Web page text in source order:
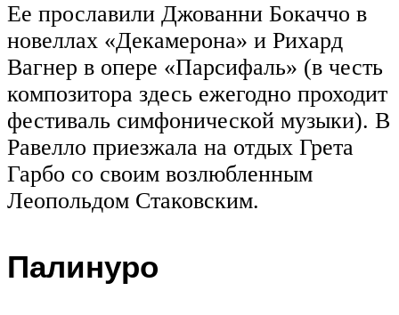
Ее прославили Джованни Бокаччо в
новеллах «Декамерона» и Рихард
Вагнер в опере «Парсифаль» (в честь
композитора здесь ежегодно проходит
фестиваль симфонической музыки). В
Равелло приезжала на отдых Грета
Гарбо со своим возлюбленным
Леопольдом Стаковским.
Палинуро